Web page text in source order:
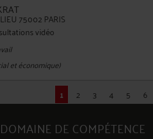
75002 PARIS
vidéo
et économique)
1 2 3 4 5 6
DE COMPÉTENCE